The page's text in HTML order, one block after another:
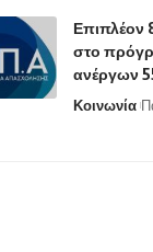
Επιπλέον
στο
ανέργων
Κοινωνία